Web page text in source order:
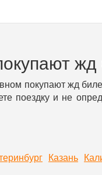
покупают жд
поездку и не
Казань